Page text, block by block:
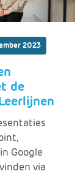
2023
de
Google
via